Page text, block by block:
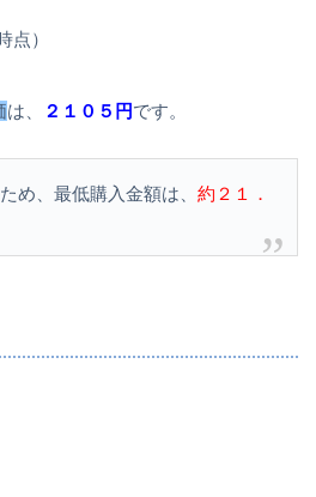
点）
は、 ２１０５円です。
め、最低購入金額は、 約２１．